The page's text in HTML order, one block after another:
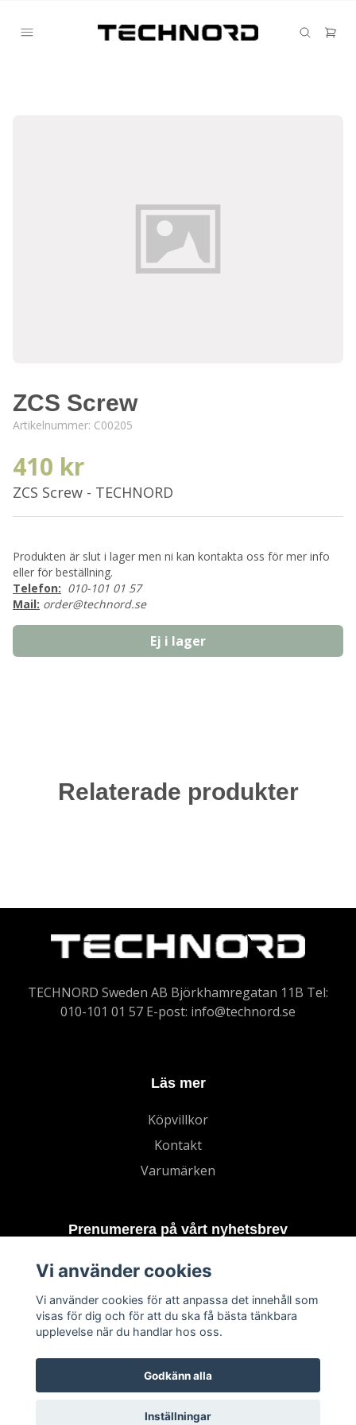
ZCS Screw
Artikelnummer: C00205
410 kr
ZCS Screw - TECHNORD
Produkten är slut i lager men ni kan kontakta oss för mer info
eller för beställning.
Telefon: 010-101 01 57
Mail: order@technord.se
Ej i lager
Relaterade produkter
TECHNORD Sweden AB Björkhamregatan 11B Tel:
010-101 01 57 E-post: info@technord.se
Läs mer
Köpvillkor
Kontakt
Varumärken
Prenumerera på vårt nyhetsbrev
Vi använder cookies
Vi använder cookies för att anpassa det innehåll som
visas för dig och för att du ska få bästa tänkbara
upplevelse när du handlar hos oss.
Godkänn alla
Inställningar